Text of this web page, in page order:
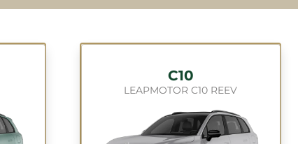
C10
LEAPMOTOR C10 REEV